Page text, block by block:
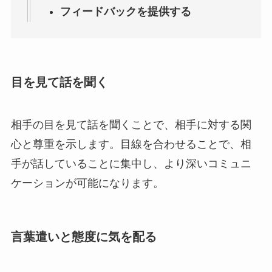
フィードバックを提供する
目を見て話を聞く
相手の目を見て話を聞くことで、相手に対する関
心と尊重を示します。目線を合わせることで、相
手が話していることに集中し、より深いコミュニ
ケーションが可能になります。
言葉遣いと態度に気を配る